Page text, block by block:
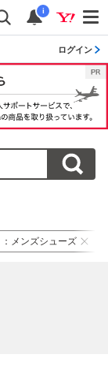
i
ログイン
： メンズシューズ